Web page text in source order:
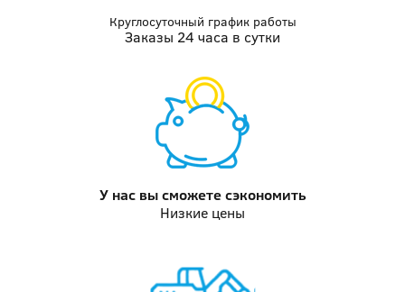
Круглосуточный график работы
Заказы 24 часа в сутки
У нас высможете сэкономить
Низкие цены